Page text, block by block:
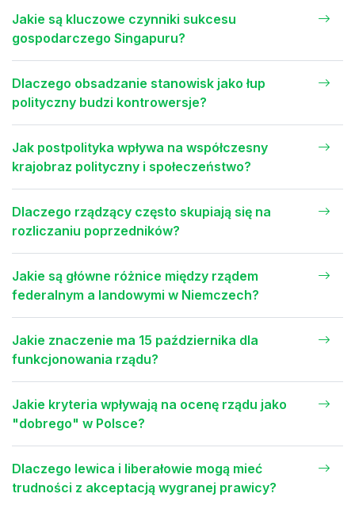
Jakie są kluczowe czynniki sukcesu
gospodarczego Singapuru?
Dlaczego obsadzanie stanowisk jako łup
polityczny budzi kontrowersje?
Jak postpolityka wpływa na współczesny
krajobraz polityczny i społeczeństwo?
Dlaczego rządzący często skupiają się na
rozliczaniu poprzedników?
Jakie są główne różnice między rządem
federalnym a landowymi w Niemczech?
Jakie znaczenie ma 15 października dla
funkcjonowania rządu?
Jakie kryteria wpływają na ocenę rządu jako
"dobrego" w Polsce?
Dlaczego lewica i liberałowie mogą mieć
trudności z akceptacją wygranej prawicy?